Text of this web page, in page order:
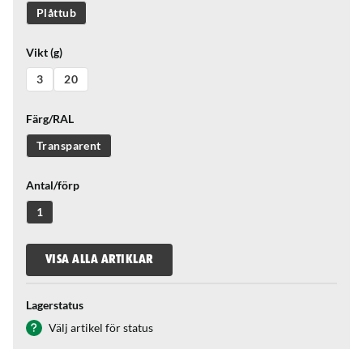
Plåttub
Vikt (g)
3
20
Färg/RAL
Transparent
Antal/förp
1
VISA ALLA ARTIKLAR
Lagerstatus
Välj artikel för status